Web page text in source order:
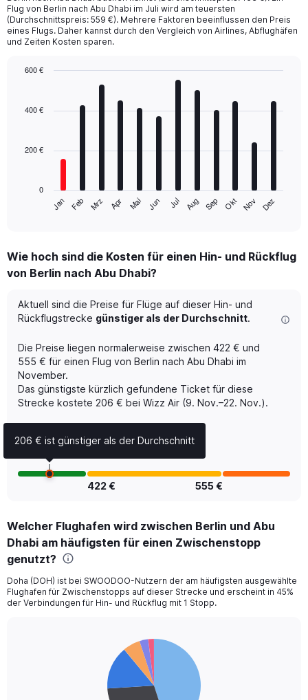
Flug von Berlin nach Abu Dhabi im Juli wird am teuersten
(Durchschnittspreis: 559 €). Mehrere Faktoren beeinflussen den Preis
eines Flugs. Daher kannst durch den Vergleich von Airlines, Abflughäfen
und Zeiten Kosten sparen.
with
The
Range:
12
The
chart
has
Y
axis
displaying
values.
Range:
600.
Jan Feb Mrz Apr Mai Jun Jul Aug Sep Okt Nov Dez
0
200 €
400 €
600 €
Wie hoch sind die Kosten für einen Hin- und Rückflug
von Berlin nach Abu Dhabi?
Aktuell sind die Preise für Flüge auf dieser Hin- und
Rückflugstrecke günstiger als der Durchschnitt.
Die Preise liegen normalerweise zwischen 422 € und
555 € für einen Flug von Berlin nach Abu Dhabi im
November.
Das günstigste kürzlich gefundene Ticket für diese
Strecke kostete 206 € bei Wizz Air (9. Nov.–22. Nov.).
422 € 555 €
Welcher Flughafen wird zwischen Berlin und Abu
Dhabi am häufigsten für einen Zwischenstopp
genutzt?
Doha (DOH) ist bei SWOODOO-Nutzern der am häufigsten ausgewählte
Flughafen für Zwischenstopps auf dieser Strecke und erscheint in 45%
der Verbindungen für Hin- und Rückflug mit 1 Stopp.
206 € ist günstiger als der Durchschnitt